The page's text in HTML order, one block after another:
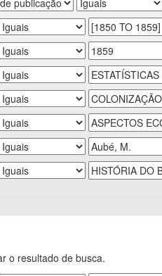
o resultado de busca.